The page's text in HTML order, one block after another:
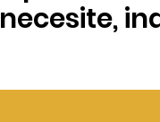
necesite,